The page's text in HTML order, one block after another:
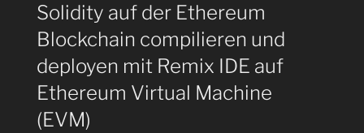
Solidity auf der Ethereum
Blockchain compilieren und
deployen mit Remix IDE auf
Ethereum Virtual Machine
(EVM)